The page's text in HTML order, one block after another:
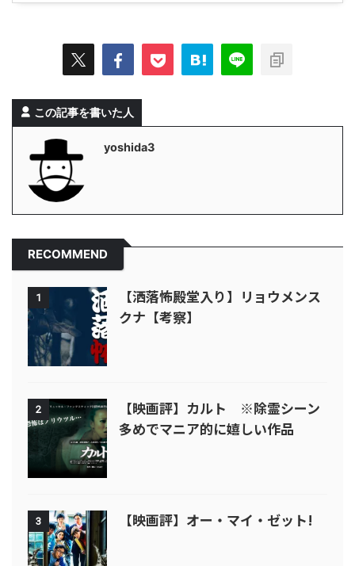
この記事を書いた人
yoshida3
RECOMMEND
1
【洒落怖殿堂入り】リョウメンス
クナ【考察】
2
【映画評】カルト ※除霊シーン
多めでマニア的に嬉しい作品
3 【映画評】オー・マイ・ゼット!